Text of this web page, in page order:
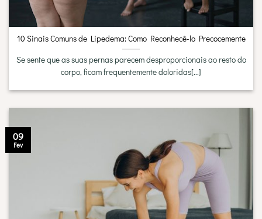
10 Sinais Comuns de Lipedema: Como Reconhecê-lo Precocemente
Se sente que as suas pernas parecem desproporcionais ao resto do
corpo, ficam frequentemente doloridas[...]
09
Fev